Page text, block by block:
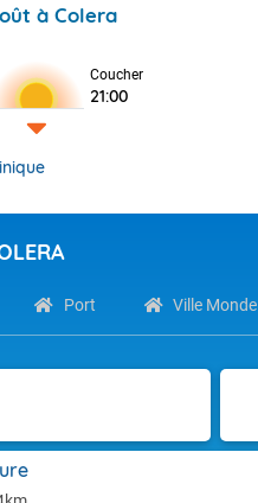
à Colera
Coucher
21:00
Port Ville Monde